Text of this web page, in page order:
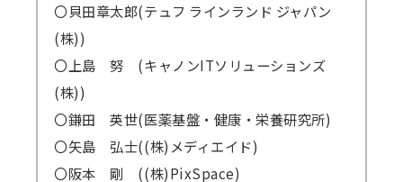
〇貝田章太郎(テュフ ラインランド ジャパン
(株))
〇上島 努 (キャノンITソリューションズ
(株))
〇鎌田 英世(医薬基盤・健康・栄養研究所)
〇矢島 弘士((株)メディエイド)
〇阪本 剛 ((株)PixSpace)